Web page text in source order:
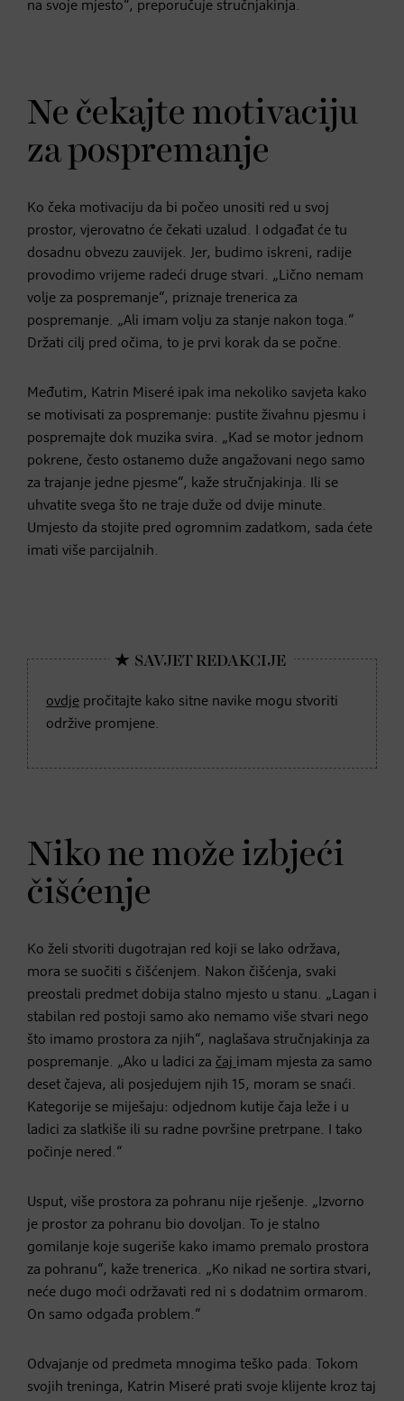
na svoje mjesto“, preporučuje stručnjakinja.
Ne čekajte motivaciju
za pospremanje
Ko čeka motivaciju da bi počeo unositi red u svoj
prostor, vjerovatno će čekati uzalud. I odgađat će tu
dosadnu obvezu zauvijek. Jer, budimo iskreni, radije
provodimo vrijeme radeći druge stvari. „Lično nemam
volje za pospremanje“, priznaje trenerica za
pospremanje. „Ali imam volju za stanje nakon toga.“
Držati cilj pred očima, to je prvi korak da se počne.
Međutim, Katrin Miseré ipak ima nekoliko savjeta kako
se motivisati za pospremanje: pustite živahnu pjesmu i
pospremajte dok muzika svira. „Kad se motor jednom
pokrene, često ostanemo duže angažovani nego samo
za trajanje jedne pjesme“, kaže stručnjakinja. Ili se
uhvatite svega što ne traje duže od dvije minute.
Umjesto da stojite pred ogromnim zadatkom, sada ćete
imati više parcijalnih.
ovdje pročitajte kako sitne navike mogu stvoriti
održive promjene.
Niko ne može izbjeći
čišćenje
Ko želi stvoriti dugotrajan red koji se lako održava,
mora se suočiti s čišćenjem. Nakon čišćenja, svaki
preostali predmet dobija stalno mjesto u stanu. „Lagan i
stabilan red postoji samo ako nemamo više stvari nego
što imamo prostora za njih“, naglašava stručnjakinja za
pospremanje. „Ako u ladici za čaj imam mjesta za samo
deset čajeva, ali posjedujem njih 15, moram se snaći.
Kategorije se miješaju: odjednom kutije čaja leže i u
ladici za slatkiše ili su radne površine pretrpane. I tako
počinje nered.“
Usput, više prostora za pohranu nije rješenje. „Izvorno
je prostor za pohranu bio dovoljan. To je stalno
gomilanje koje sugeriše kako imamo premalo prostora
za pohranu“, kaže trenerica. „Ko nikad ne sortira stvari,
neće dugo moći održavati red ni s dodatnim ormarom.
On samo odgađa problem.“
Odvajanje od predmeta mnogima teško pada. Tokom
svojih treninga, Katrin Miseré prati svoje klijente kroz taj